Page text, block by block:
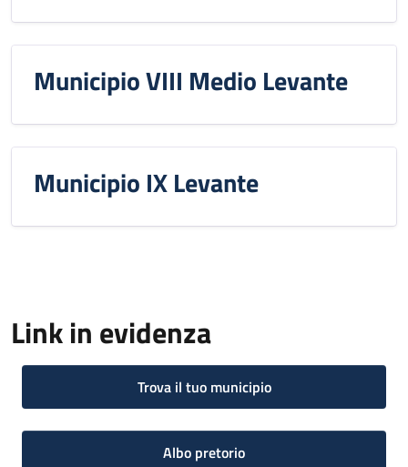
Municipio VIII Medio Levante
Municipio IX Levante
Link in evidenza
Trova il tuo municipio
Albo pretorio